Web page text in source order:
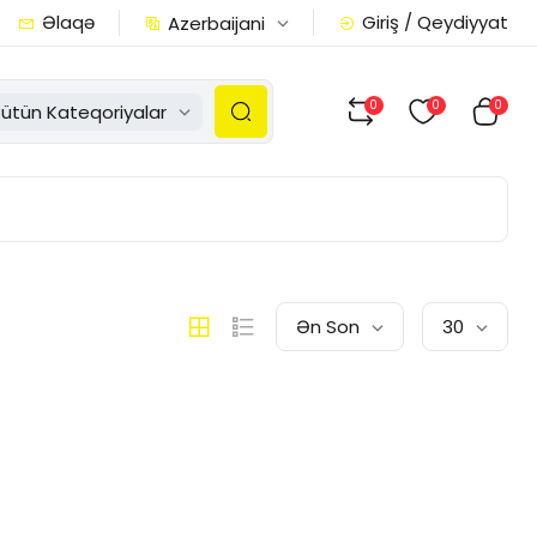
Əlaqə Azerbaijani Giriş / Qeydiyyat
Kateqoriyalar 0 0 0
Ən Son 30